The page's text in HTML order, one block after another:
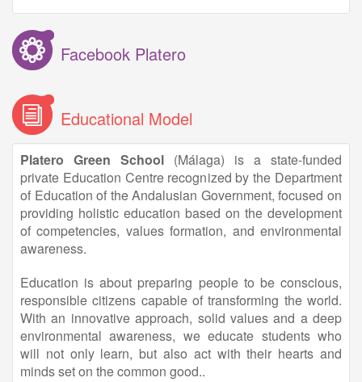
Facebook Platero
Educational Model
Platero Green School (Málaga) is a state-funded
private Education Centre recognized by the Department
of Education of the Andalusian Government, focused on
providing holistic education based on the development
of competencies, values formation, and environmental
awareness.
Education is about preparing people to be conscious,
responsible citizens capable of transforming the world.
With an innovative approach, solid values and a deep
environmental awareness, we educate students who
will not only learn, but also act with their hearts and
minds set on the common good..